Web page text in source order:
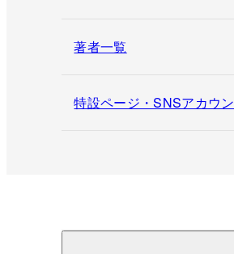
著者一覧
特設ページ・SNSアカウ